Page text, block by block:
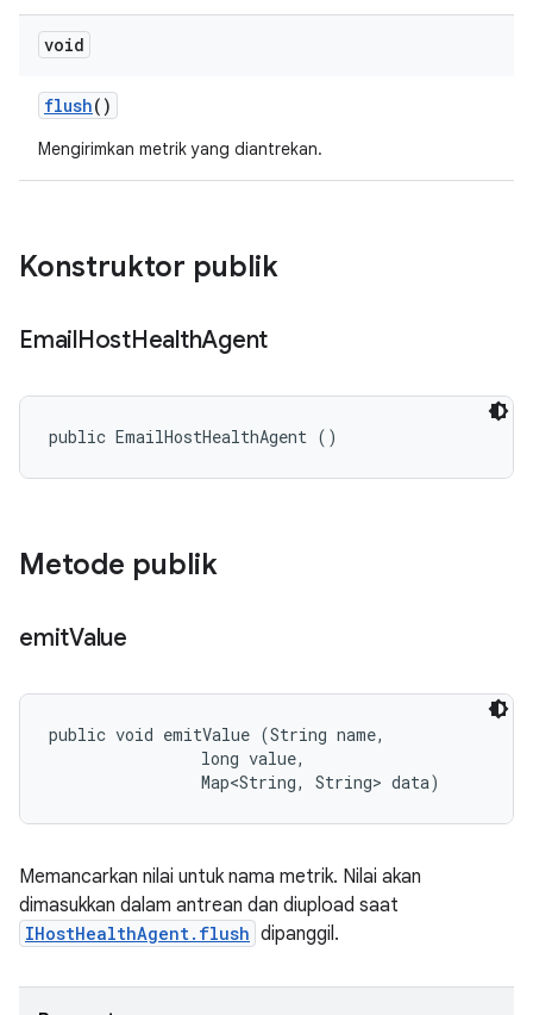
void
flush()
Mengirimkan metrik yang diantrekan.
Konstruktor publik
EmailHostHealthAgent
public EmailHostHealthAgent ()
Metode publik
emitValue
public void emitValue (String name,
                long value,
                Map<String, String> data)
Memancarkan nilai untuk nama metrik. Nilai akan
dimasukkan dalam antrean dan diupload saat
IHostHealthAgent.flush dipanggil.